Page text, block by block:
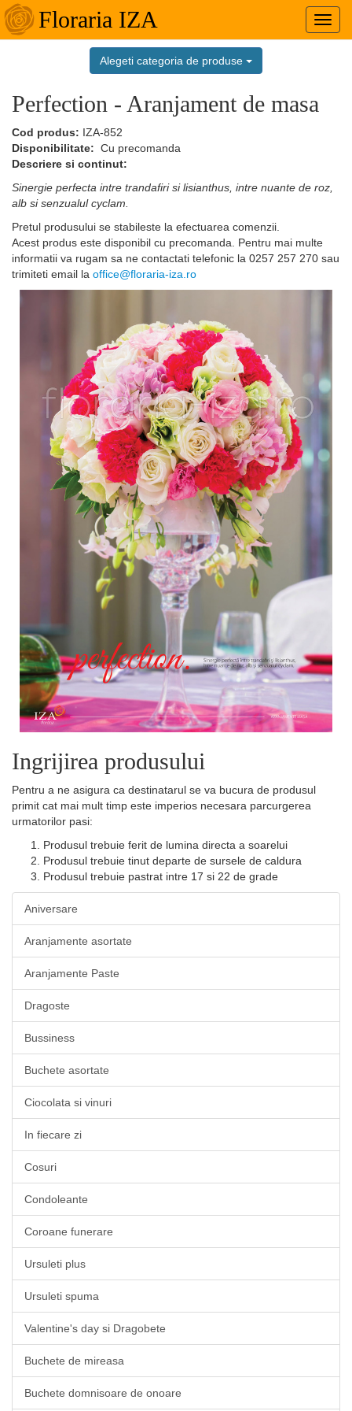
Floraria IZA
Alegeti categoria de produse
Perfection - Aranjament de masa
Cod produs: IZA-852
Disponibilitate: Cu precomanda
Descriere si continut:
Sinergie perfecta intre trandafiri si lisianthus, intre nuante de roz,
alb si senzualul cyclam.
Pretul produsului se stabileste la efectuarea comenzii.
Acest produs este disponibil cu precomanda. Pentru mai multe
informatii va rugam sa ne contactati telefonic la 0257 257 270 sau
trimiteti email la office@floraria-iza.ro
Ingrijirea produsului
Pentru a ne asigura ca destinatarul se va bucura de produsul
primit cat mai mult timp este imperios necesara parcurgerea
urmatorilor pasi:
Produsul trebuie ferit de lumina directa a soarelui
Produsul trebuie tinut departe de sursele de caldura
Produsul trebuie pastrat intre 17 si 22 de grade
Aniversare
Aranjamente asortate
Aranjamente Paste
Dragoste
Bussiness
Buchete asortate
Ciocolata si vinuri
In fiecare zi
Cosuri
Condoleante
Coroane funerare
Ursuleti plus
Ursuleti spuma
Valentine's day si Dragobete
Buchete de mireasa
Buchete domnisoare de onoare